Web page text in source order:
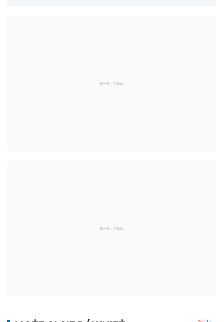
REKLAMA
REKLAMA